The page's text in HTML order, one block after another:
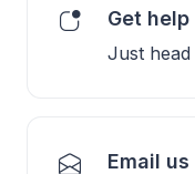
Get
Just
Email us